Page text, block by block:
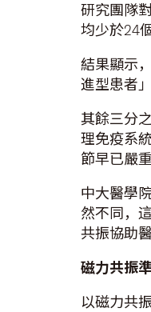
研究團隊
均少於24
結果顯示
進型患者
其餘三分
理免疫系
節早已嚴
中大醫學
然不同，
共振協助
磁力共振
以磁力共